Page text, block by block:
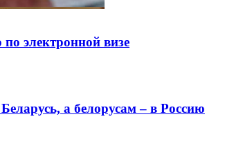
электронной визе
а белорусам – в Россию